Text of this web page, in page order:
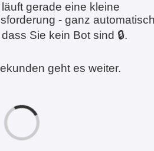
gerade eine kleine
- ganz
Sie kein Bot sind 🔒.
geht es weiter.